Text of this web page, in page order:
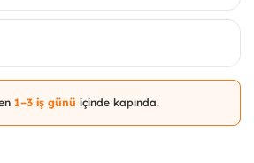
1–3 iş günü içinde kapında.